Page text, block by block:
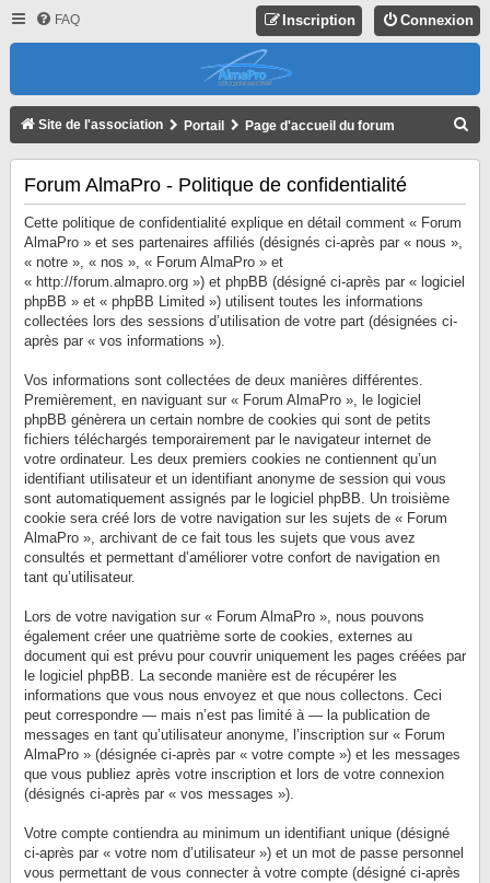
FAQ Connexion
Inscription
Site de l'association Portail Page d'accueil du forum
Forum AlmaPro - Politique de confidentialité
Cette politique de confidentialité explique en détail comment « Forum
AlmaPro » et ses partenaires affiliés (désignés ci-après par « nous »,
« notre », « nos », « Forum AlmaPro » et
« http://forum.almapro.org ») et phpBB (désigné ci-après par « logiciel
phpBB » et « phpBB Limited ») utilisent toutes les informations
collectées lors des sessions d’utilisation de votre part (désignées ci-
après par « vos informations »).
Vos informations sont collectées de deux manières différentes.
Premièrement, en naviguant sur « Forum AlmaPro », le logiciel
phpBB génèrera un certain nombre de cookies qui sont de petits
fichiers téléchargés temporairement par le navigateur internet de
votre ordinateur. Les deux premiers cookies ne contiennent qu’un
identifiant utilisateur et un identifiant anonyme de session qui vous
sont automatiquement assignés par le logiciel phpBB. Un troisième
cookie sera créé lors de votre navigation sur les sujets de « Forum
AlmaPro », archivant de ce fait tous les sujets que vous avez
consultés et permettant d’améliorer votre confort de navigation en
tant qu’utilisateur.
Lors de votre navigation sur « Forum AlmaPro », nous pouvons
également créer une quatrième sorte de cookies, externes au
document qui est prévu pour couvrir uniquement les pages créées par
le logiciel phpBB. La seconde manière est de récupérer les
informations que vous nous envoyez et que nous collectons. Ceci
peut correspondre — mais n’est pas limité à — la publication de
messages en tant qu’utilisateur anonyme, l’inscription sur « Forum
AlmaPro » (désignée ci-après par « votre compte ») et les messages
que vous publiez après votre inscription et lors de votre connexion
(désignés ci-après par « vos messages »).
Votre compte contiendra au minimum un identifiant unique (désigné
ci-après par « votre nom d’utilisateur ») et un mot de passe personnel
vous permettant de vous connecter à votre compte (désigné ci-après